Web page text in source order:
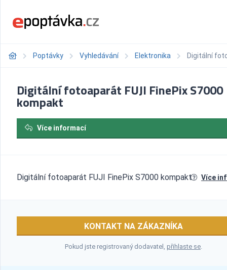
Poptávky Vyhledávání Elektronika Digitální
Digitální fotoaparát FUJI FinePix S7000
kompakt
Více informací
Digitální fotoaparát FUJI FinePix S7000 kompakt Více
KONTAKT NA ZÁKAZNÍKA
Pokud jste registrovaný dodavatel, přihlaste se.